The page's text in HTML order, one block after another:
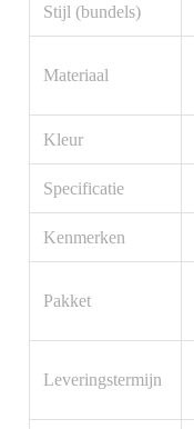
Stijl (bundels)
Materiaal
Kleur
Specificatie
Kenmerken
Pakket
Leveringstermijn